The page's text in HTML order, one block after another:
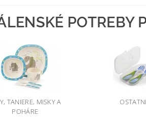
POTREBY
TANIERE, MISKY A
POHÁRE